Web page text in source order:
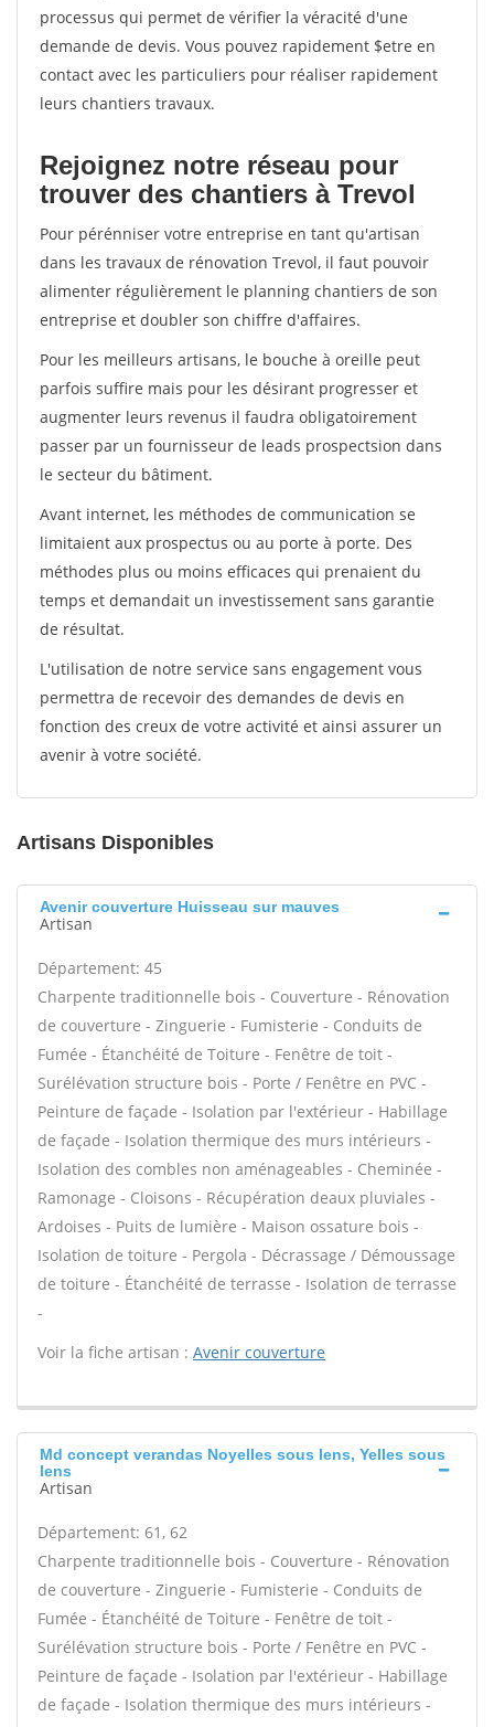
processus qui permet de vérifier la véracité d'une
demande de devis. Vous pouvez rapidement $etre en
contact avec les particuliers pour réaliser rapidement
leurs chantiers travaux.
Rejoignez notre réseau pour
trouver des chantiers à Trevol
Pour pérénniser votre entreprise en tant qu'artisan
dans les travaux de rénovation Trevol, il faut pouvoir
alimenter régulièrement le planning chantiers de son
entreprise et doubler son chiffre d'affaires.
Pour les meilleurs artisans, le bouche à oreille peut
parfois suffire mais pour les désirant progresser et
augmenter leurs revenus il faudra obligatoirement
passer par un fournisseur de leads prospectsion dans
le secteur du bâtiment.
Avant internet, les méthodes de communication se
limitaient aux prospectus ou au porte à porte. Des
méthodes plus ou moins efficaces qui prenaient du
temps et demandait un investissement sans garantie
de résultat.
L'utilisation de notre service sans engagement vous
permettra de recevoir des demandes de devis en
fonction des creux de votre activité et ainsi assurer un
avenir à votre société.
Artisans Disponibles
Avenir couverture Huisseau sur mauves
Artisan
Département: 45
Charpente traditionnelle bois - Couverture - Rénovation
de couverture - Zinguerie - Fumisterie - Conduits de
Fumée - Étanchéité de Toiture - Fenêtre de toit -
Surélévation structure bois - Porte / Fenêtre en PVC -
Peinture de façade - Isolation par l'extérieur - Habillage
de façade - Isolation thermique des murs intérieurs -
Isolation des combles non aménageables - Cheminée -
Ramonage - Cloisons - Récupération deaux pluviales -
Ardoises - Puits de lumière - Maison ossature bois -
Isolation de toiture - Pergola - Décrassage / Démoussage
de toiture - Étanchéité de terrasse - Isolation de terrasse
-
Voir la fiche artisan : Avenir couverture
Md concept verandas Noyelles sous lens, Yelles sous
lens
Artisan
Département: 61, 62
Charpente traditionnelle bois - Couverture - Rénovation
de couverture - Zinguerie - Fumisterie - Conduits de
Fumée - Étanchéité de Toiture - Fenêtre de toit -
Surélévation structure bois - Porte / Fenêtre en PVC -
Peinture de façade - Isolation par l'extérieur - Habillage
de façade - Isolation thermique des murs intérieurs -